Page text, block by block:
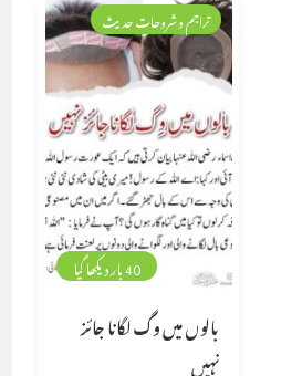
40 بار دیکھا گیا
تراجم وشروحات حدیث
بالوں میں وگ لگانا جائز
نہیں